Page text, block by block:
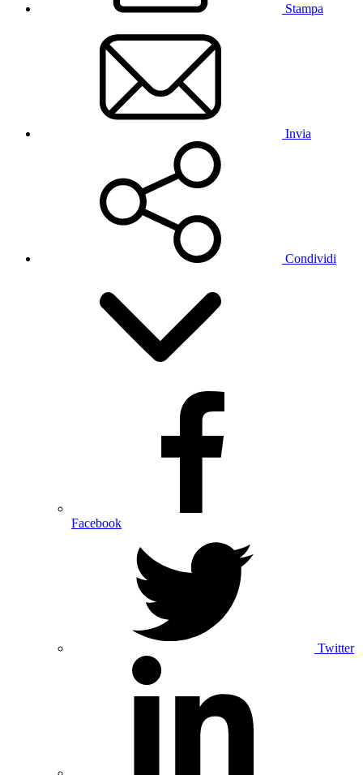
Stampa
Invia
Condividi
Facebook
Twitter